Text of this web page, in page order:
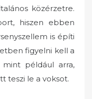
közérzetre.
hiszen ebben
is építi
figyelni kell a
mint például arra,
teszi le a voksot.